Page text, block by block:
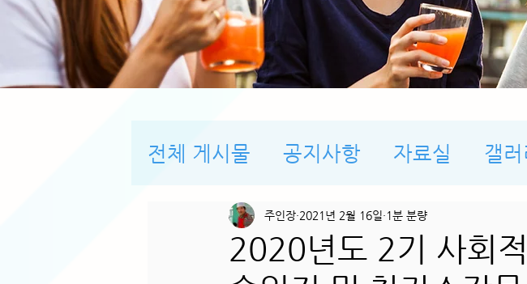
전체 게시물 공지사항 자료실 갤러
2020년도 2기 사회
주인장 2021년 2월 16일 1분 분량